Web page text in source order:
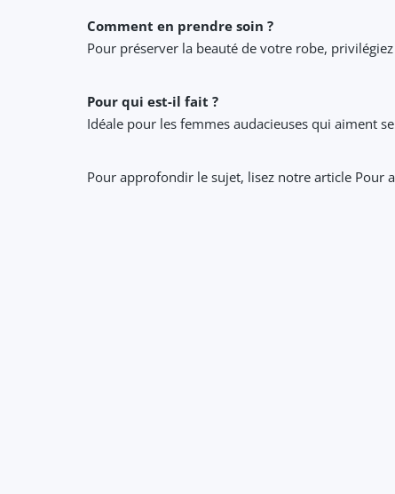
Comment en prendre soin ?
Pour préserver la beauté de votre robe,
Pour qui est-il fait ?
Idéale pour les femmes audacieuses qui aiment
Pour approfondir le sujet, lisez notre article Pour